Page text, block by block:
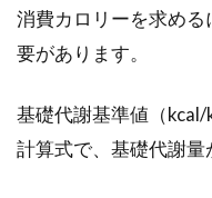
食
消費カロリーを求め
要があります。
基礎代謝基準値（
計算式で、基礎代謝量